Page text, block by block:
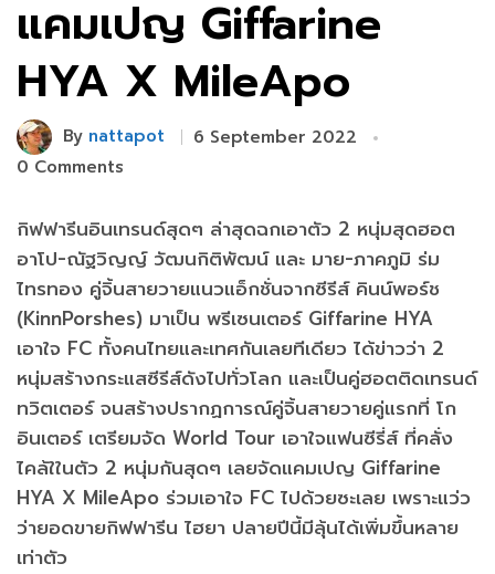
แคมเปญ Giffarine
HYA X MileApo
By nattapot
6 September 2022
0 Comments
กิฟฟารีนอินเทรนด์สุดๆ ล่าสุดฉกเอาตัว 2 หนุ่มสุดฮอต
อาโป-ณัฐวิญญ์ วัฒนกิติพัฒน์ และ มาย-ภาคภูมิ ร่ม
ไทรทอง คู่จิ้นสายวายแนวแอ็กชั่นจากซีรีส์ คินน์พอร์ช
(KinnPorshes) มาเป็น พรีเซนเตอร์ Giffarine HYA
เอาใจ FC ทั้งคนไทยและเทศกันเลยทีเดียว ได้ข่าวว่า 2
หนุ่มสร้างกระแสซีรีส์ดังไปทั่วโลก และเป็นคู่ฮอตติดเทรนด์
ทวิตเตอร์ จนสร้างปรากฏการณ์คู่จิ้นสายวายคู่แรกที่ โก
อินเตอร์ เตรียมจัด World Tour เอาใจแฟนซีรี่ส์ ที่คลั่ง
ไคล้ใในตัว 2 หนุ่มกันสุดๆ เลยจัดแคมเปญ Giffarine
HYA X MileApo ร่วมเอาใจ FC ไปด้วยซะเลย เพราะแว่ว
ว่ายอดขายกิฟฟารีน ไฮยา ปลายปีนี้มีลุ้นได้เพิ่มขึ้นหลาย
เท่าตัว